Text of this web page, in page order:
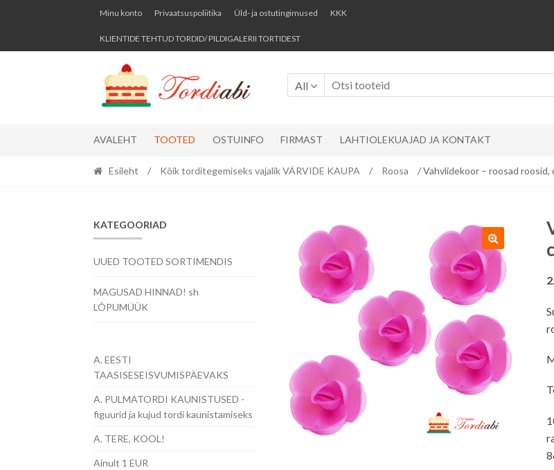
Skip
navigation
Skip
content
Minu konto Privaatsuspoliitika Üld- ja ostutingimused KKK
KLIENTIDE TEHTUD TORDID/ PILDIGALERII TORTIDEST
All
AVALEHT TOOTED OSTUINFO FIRMAST LAHTIOLEKUAJAD JA KONTAKT
Esileht / Kõik torditegemiseks vajalik VÄRVIDE KAUPA / Roosa / Vahvlidekoor – roosad roosid,
KATEGOORIAD
UUED TOOTED SORTIMENDIS
MAGUSAD HINNAD! sh
LÕPUMÜÜK
A. EESTI
TAASISESEISVUMISPÄEVAKS
A. PULMATORDI KAUNISTUSED -
figuurid ja kujud tordi kaunistamiseks
A. TERE, KOOL!
Ainult 1 EUR